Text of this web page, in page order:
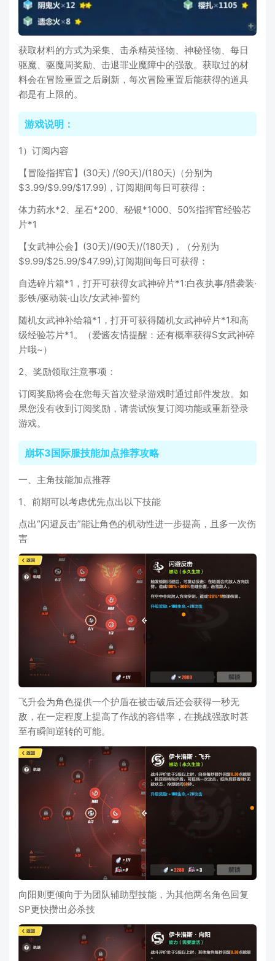
获取材料的方式为采集、击杀精英怪物、神秘怪物、每日
驱魔、驱魔周奖励、击退罪业魔障中的强敌。获取过的材
料会在冒险重置之后刷新，每次冒险重置后能获得的道具
都是有上限的。
游戏说明：
1）订阅内容
【冒险指挥官】(30天) /(90天)/(180天)（分别为
$3.99/$9.99/$17.99)，订阅期间每日可获得：
体力药水*2、星石*200、秘银*1000、50%指挥官经验芯
片*1
【女武神公会】(30天)/(90天)/(180天)，（分别为
$9.99/$25.99/$47.99),订阅期间每日可获得：
自选碎片箱*1，打开可获得女武神碎片*1:白夜执事/猎袭装·
影铁/驱动装·山吹/女武神·誓约
随机女武神补给箱*1，打开可获得随机女武神碎片*1和高
级经验芯片*1。（爱酱友情提醒：还有概率获得S女武神碎
片哦~）
2、奖励领取注意事项：
订阅奖励将会在您每天首次登录游戏时通过邮件发放。如
果您没有收到订阅奖励，请尝试恢复订阅功能或重新登录
游戏。
崩坏3国际服技能加点推荐攻略
一、主角技能加点推荐
1、前期可以考虑优先点出以下技能
点出“闪避反击”能让角色的机动性进一步提高，且多一次伤
害
飞升会为角色提供一个护盾在被击破后还会获得一秒无
敌，在一定程度上提高了作战的容错率，在挑战强敌时甚
至有瞬间逆转的可能。
向阳则更倾向于为团队辅助型技能，为其他两名角色回复
SP更快攒出必杀技